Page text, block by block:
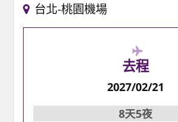
台北-桃園機場
去程
2027/02/21
8天5夜